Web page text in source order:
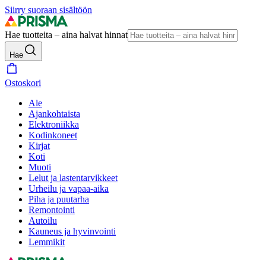
Siirry suoraan sisältöön
Hae tuotteita – aina halvat hinnat
Hae
Ostoskori
Ale
Ajankohtaista
Elektroniikka
Kodinkoneet
Kirjat
Koti
Muoti
Lelut ja lastentarvikkeet
Urheilu ja vapaa-aika
Piha ja puutarha
Remontointi
Autoilu
Kauneus ja hyvinvointi
Lemmikit